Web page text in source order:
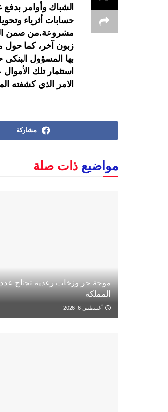
الشباك وأوامر
حسابات أثرياء
استثمار تلك
الامر الذي كشفته
مشاركة
مواضيع ذات صلة
موجة حر وزخات رعدية تجتاح
المملكة
أغسطس 6, 2026